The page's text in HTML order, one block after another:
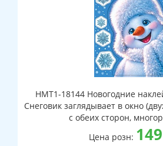
НМТ1-18144 Новогодние
Снеговик заглядывает в окно
с обеих сторон,
Цена розн: 149